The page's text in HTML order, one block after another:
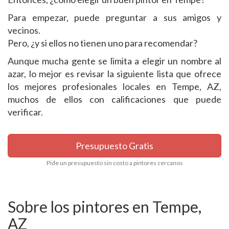
Para empezar, puede preguntar a sus amigos y
vecinos.
Pero, ¿y si ellos no tienen uno para recomendar?
Aunque mucha gente se limita a elegir un nombre al
azar, lo mejor es revisar la siguiente lista que ofrece
los mejores profesionales locales en Tempe, AZ,
muchos de ellos con calificaciones que puede
verificar.
Presupuesto Gratis
Pide un presupuesto sin costo a pintores cercanos
Sobre los pintores en Tempe,
AZ